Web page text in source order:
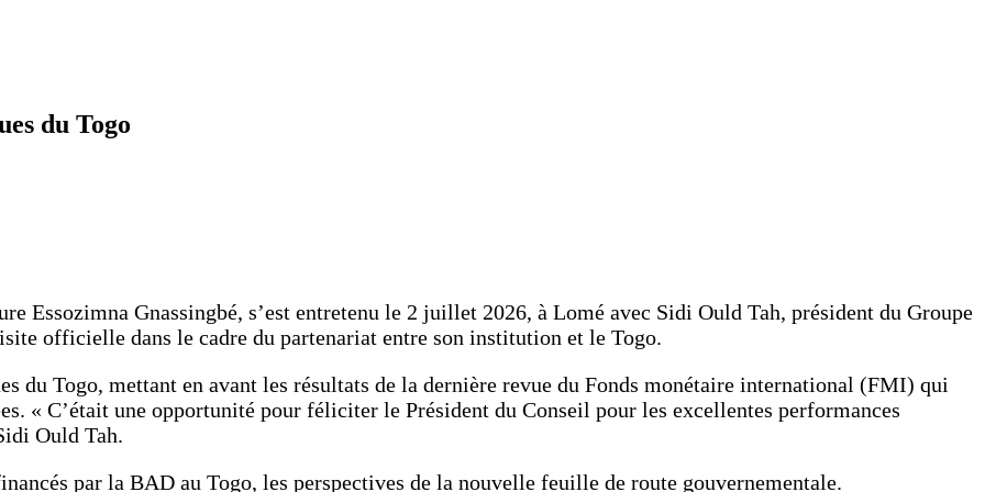
du Togo
Essozimna Gnassingbé, s’est entretenu le 2 juillet 2026, à Lomé avec Sidi Ould Tah, président du Groupe
officielle dans le cadre du partenariat entre son institution et le Togo.
du Togo, mettant en avant les résultats de la dernière revue du Fonds monétaire international (FMI) qui
« C’était une opportunité pour féliciter le Président du Conseil pour les excellentes performances
Ould Tah.
par la BAD au Togo, les perspectives de la nouvelle feuille de route gouvernementale.